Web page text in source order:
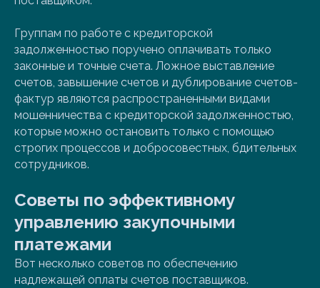
Группам по работе с кредиторской
задолженностью поручено оплачивать только
законные и точные счета. Ложное выставление
счетов, завышение счетов и дублирование счетов-
фактур являются распространенными видами
мошенничества с кредиторской задолженностью,
которые можно остановить только с помощью
строгих процессов и добросовестных, бдительных
сотрудников.
Советы по эффективному
управлению закупочными
платежами
Вот несколько советов по обеспечению
надлежащей оплаты счетов поставщиков.